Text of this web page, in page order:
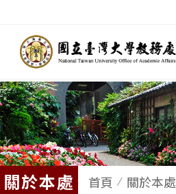
關於本處 首頁 關於本處